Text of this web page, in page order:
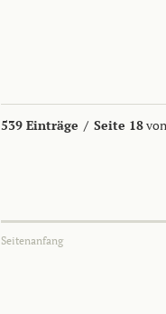
539 Einträge / Seite 18
Seitenanfang